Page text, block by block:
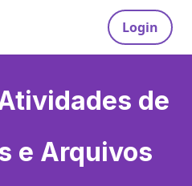
Login
de
e Arquivos